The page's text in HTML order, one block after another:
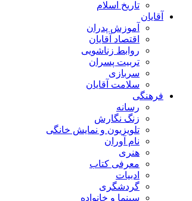
تاریخ اسلام
آقایان
آموزش پدران
اقتصاد آقایان
روابط زناشویی
تربیت پسران
سربازی
سلامت آقایان
فرهنگی
رسانه
زنگ نگارش
تلویزیون و نمایش خانگی
نام آوران
هنری
معرفی کتاب
ادبیات
گردشگری
سینما و خانواده